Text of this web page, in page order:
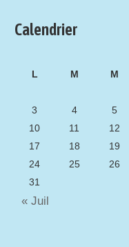
Calendrier
L M M
3
4 5
10
11 12
17
18 19
24
25 26
31
« Juil